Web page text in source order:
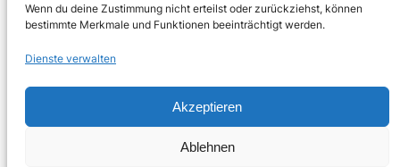
Wenn du deine Zustimmung nicht erteilst oder zurückziehst, können
bestimmte Merkmale und Funktionen beeinträchtigt werden.
Dienste verwalten
Akzeptieren
Ablehnen